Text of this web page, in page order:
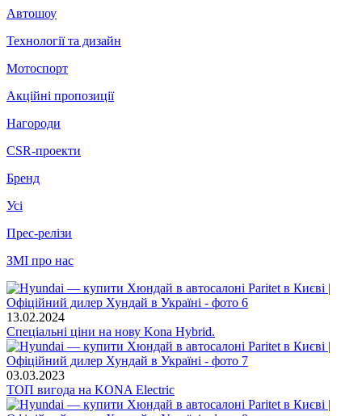
Автошоу
Технології та дизайн
Мотоспорт
Акційні пропозиції
Нагороди
CSR-проекти
Бренд
Усі
Прес-релізи
ЗМІ про нас
13.02.2024
Спеціальні ціни на нову Kona Hybrid.
03.03.2023
ТОП вигода на KONA Electric